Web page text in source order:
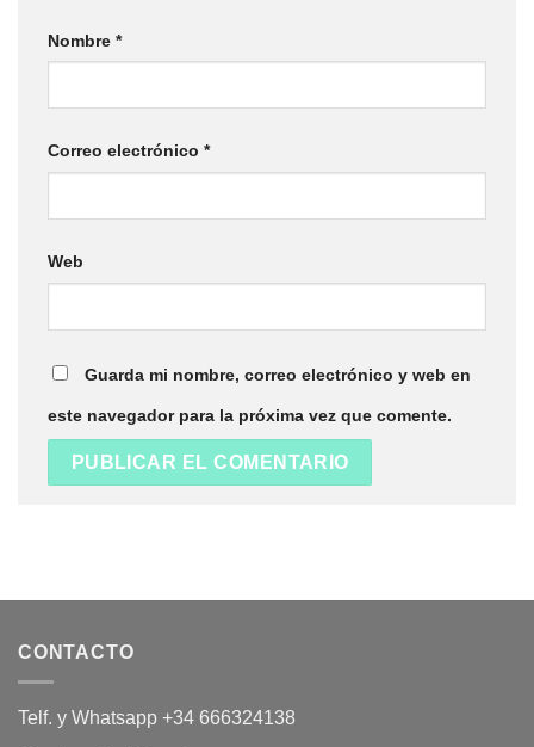
Nombre *
Correo electrónico *
Web
Guarda mi nombre, correo electrónico y web en
este navegador para la próxima vez que comente.
CONTACTO
Telf. y Whatsapp +34 666324138